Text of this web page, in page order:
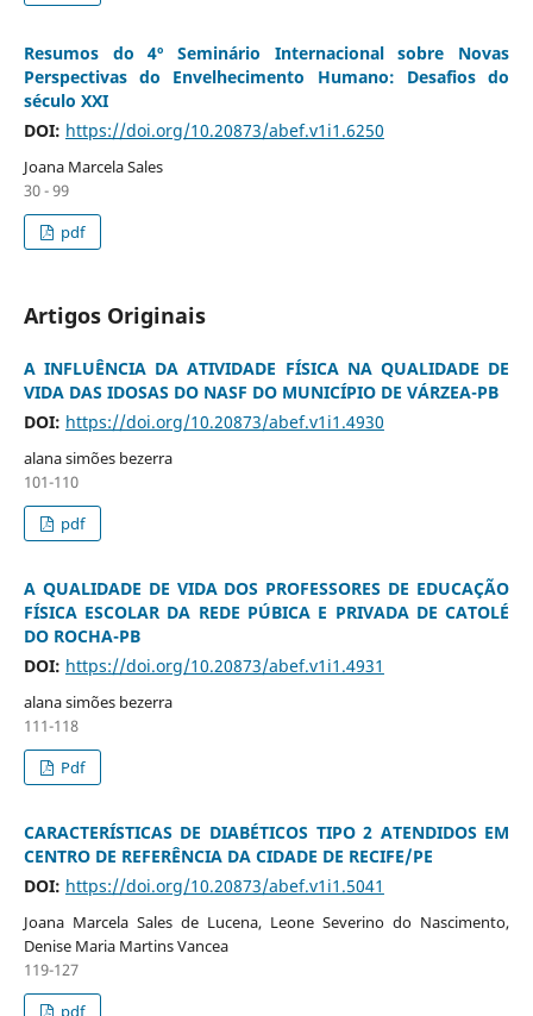
Resumos do 4º Seminário Internacional sobre Novas
Perspectivas do Envelhecimento Humano: Desafios do
século XXI
DOI: https://doi.org/10.20873/abef.v1i1.6250
Joana Marcela Sales
30 - 99
pdf
Artigos Originais
A INFLUÊNCIA DA ATIVIDADE FÍSICA NA QUALIDADE DE
VIDA DAS IDOSAS DO NASF DO MUNICÍPIO DE VÁRZEA-PB
DOI: https://doi.org/10.20873/abef.v1i1.4930
alana simões bezerra
101-110
pdf
A QUALIDADE DE VIDA DOS PROFESSORES DE EDUCAÇÃO
FÍSICA ESCOLAR DA REDE PÚBICA E PRIVADA DE CATOLÉ
DO ROCHA-PB
DOI: https://doi.org/10.20873/abef.v1i1.4931
alana simões bezerra
111-118
Pdf
CARACTERÍSTICAS DE DIABÉTICOS TIPO 2 ATENDIDOS EM
CENTRO DE REFERÊNCIA DA CIDADE DE RECIFE/PE
DOI: https://doi.org/10.20873/abef.v1i1.5041
Joana Marcela Sales de Lucena, Leone Severino do Nascimento,
Denise Maria Martins Vancea
119-127
pdf